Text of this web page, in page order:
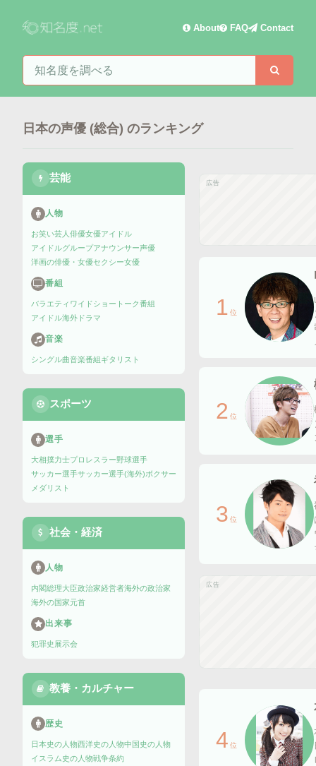
About FAQ Contact
知名度を検索
日本の声優 (総合) のランキング
芸能
人物
お笑い芸人 俳優女優アイドル
アイドルグループアナウンサー声優
洋画の俳優・女優セクシー女優
番組
バラエティ ワイドショー トーク番組
アイドル海外ドラマ
音楽
シングル曲音楽番組ギタリスト
スポーツ
選手
大相撲力士プロレスラー野球選手
サッカー選手サッカー選手(海外)ボクサー
メダリスト
社会・経済
人物
内閣総理大臣政治家経営者海外の政治家
海外の国家元首
出来事
犯罪史 展示会
教養・カルチャー
歴史
日本史の人物西洋史の人物中国史の人物
イスラム史の人物戦争条約
広告
1 位
2 位
3 位
広告
4 位